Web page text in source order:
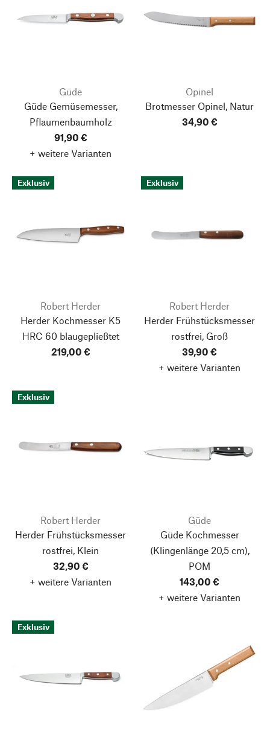
Güde
Güde Gemüsemesser,
Pflaumenbaumholz
91,90 €
+ weitere Varianten
Opinel
Brotmesser Opinel, Natur
34,90 €
Exklusiv
Robert Herder
Herder Kochmesser K5
HRC 60 blaugepließtet
219,00 €
Exklusiv
Robert Herder
Herder Frühstücksmesser
rostfrei, Groß
39,90 €
+ weitere Varianten
Exklusiv
Robert Herder
Herder Frühstücksmesser
rostfrei, Klein
32,90 €
+ weitere Varianten
Güde
Güde Kochmesser
(Klingenlänge 20,5 cm),
POM
143,00 €
+ weitere Varianten
Exklusiv